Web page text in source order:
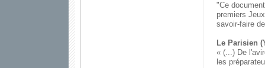
"Ce
premiers
savoir-faire
Le Parisien
« (...) De
les